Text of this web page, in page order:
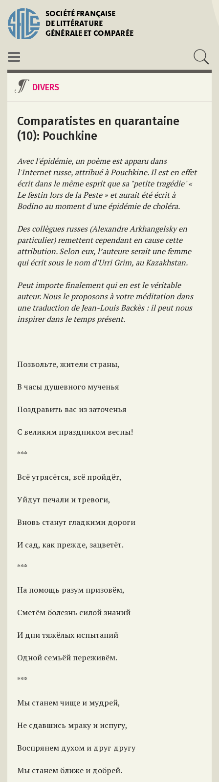
SOCIÉTÉ FRANÇAISE
DE LITTÉRATURE
GÉNÉRALE ET COMPARÉE
DIVERS
Comparatistes en quarantaine
(10): Pouchkine
Avec l'épidémie, un poème est apparu dans
l'Internet russe, attribué à Pouchkine. Il est en effet
écrit dans le même esprit que sa "petite tragédie" «
Le festin lors de la Peste » et aurait été écrit à
Bodino au moment d'une épidémie de choléra.
Des collègues russes (Alexandre Arkhangelsky en
particulier) remettent cependant en cause cette
attribution. Selon eux, l’auteure serait une femme
qui écrit sous le nom d'Urri Grim, au Kazakhstan.
Peut importe finalement qui en est le véritable
auteur. Nous le proposons à votre méditation dans
une traduction de Jean-Louis Backès : il peut nous
inspirer dans le temps présent.
Позвольте, жители страны,
В часы душевного мученья
Поздравить вас из заточенья
С великим праздником весны!
***
Всё утрясётся, всё пройдёт,
Уйдут печали и тревоги,
Вновь станут гладкими дороги
И сад, как прежде, зацветёт.
***
На помощь разум призовём,
Сметём болезнь силой знаний
И дни тяжёлых испытаний
Одной семьёй переживём.
***
Мы станем чище и мудрей,
Не сдавшись мраку и испугу,
Воспрянем духом и друг другу
Мы станем ближе и добрей.